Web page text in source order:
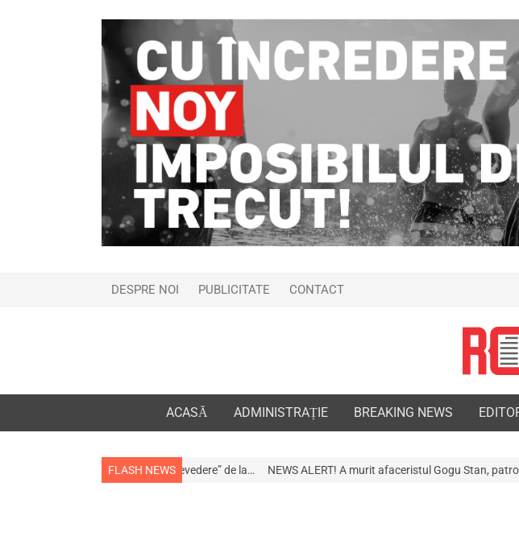
DESPRE NOI PUBLICITATE CONTACT
ACASĂ ADMINISTRAȚIE BREAKING NEWS
FLASH NEWS
„la revedere” de la… NEWS ALERT! A murit afaceristul Gogu Stan, patronul hotelului